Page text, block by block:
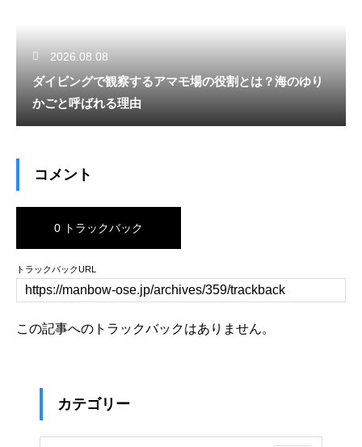
2026.08.08
ダイビングで観察するアマモ場の役割とは？海のゆり
かごと呼ばれる理由
コメント
0 トラックバック
トラックバックURL
この記事へのトラックバックはありません。
カテゴリー